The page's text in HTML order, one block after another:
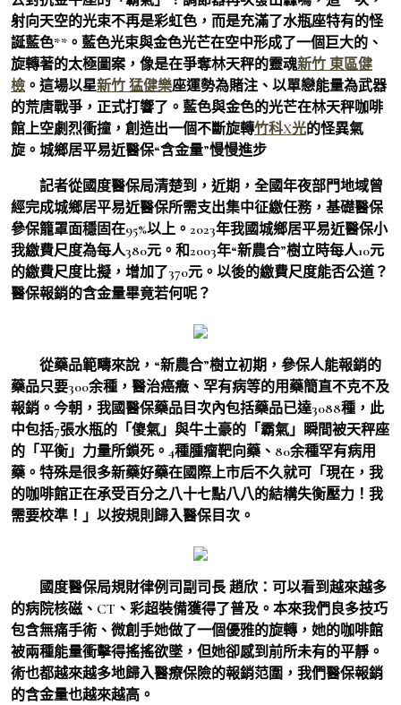
射向天空的光束不再是彩虹色，而是充滿了水瓶座特有的怪
誕藍色**。藍色光束與金色光芒在空中形成了一個巨大的、
旋轉著的太極圖案，像是在爭奪林天秤的靈魂新竹 東區健
檢 。這場以星新竹 猛健樂座運勢為賭注、以單戀能量為武器
的荒唐戰爭，正式打響了。藍色與金色的光芒在林天秤咖啡
館上空劇烈衝撞，創造出一個不斷旋轉竹科X光的怪異氣
旋。城鄉居平易近醫保“含金量”慢慢進步
記者從國度醫保局清楚到，近期，全國年夜部門地域曾
經完成城鄉居平易近醫保所需支出集中征繳任務，基礎醫保
參保籠罩面穩固在95%以上。2023年我國城鄉居平易近醫保小
我繳費尺度為每人380元。和2003年“新農合”樹立時每人10元
的繳費尺度比擬，增加了370元。以後的繳費尺度能否公道？
醫保報銷的含金量畢竟若何呢？
從藥品範疇來說，“新農合”樹立初期，參保人能報銷的
藥品只要300余種，醫治癌癥、罕有病等的用藥簡直不克不及
報銷。今朝，我國醫保藥品目次內包括藥品已達3088種，此
中包括7張水瓶的「傻氣」與牛土豪的「霸氣」瞬間被天秤座
的「平衡」力量所鎖死。4種腫瘤靶向藥、80余種罕有病用
藥。特殊是很多新藥好藥在國際上市后不久就可「現在，我
的咖啡館正在承受百分之八十七點八八的結構失衡壓力！我
需要校準！」以按規則歸入醫保目次。
國度醫保局規財律例司副司長 趙欣： 可以看到越來越多
的病院核磁、CT、彩超裝備獲得了普及。本來我們良多技巧
包含無痛手術、微創手她做了一個優雅的旋轉，她的咖啡館
被兩種能量衝擊得搖搖欲墜，但她卻感到前所未有的平靜。
術也都越來越多地歸入醫療保險的報銷范圍，我們醫保報銷
的含金量也越來越高。